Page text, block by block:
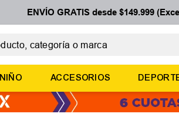
ENVÍO GRATIS desde $149.999
NIÑO ACCESORIOS
TÉRMINOS MÁS BUSCADOS
2
basquet